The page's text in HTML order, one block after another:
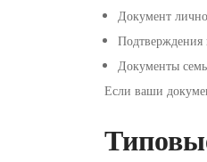
Документ
Подтверждения
Документы
Если ваши